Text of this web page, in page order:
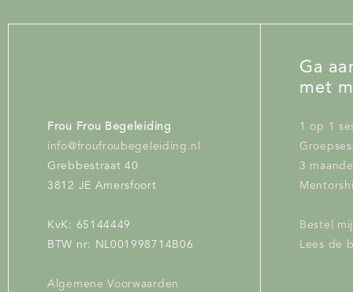
Frou Frou Begeleiding
info@froufroubegeleiding.nl
Grebbestraat 40
3812 JE Amersfoort
KvK: 65144449
BTW nr: NL001998714B06
Algemene Voorwaarden
1 op 1
3
Bestel
Lees de
Ga
met